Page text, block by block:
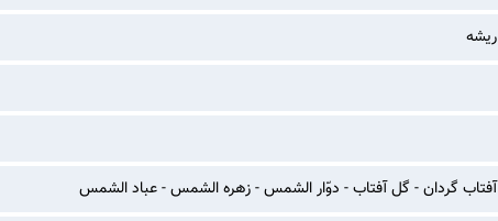
ریشه
آفتاب گردان - گل آفتاب - دوّار الشمس - زهره الشمس - عباد الشمس